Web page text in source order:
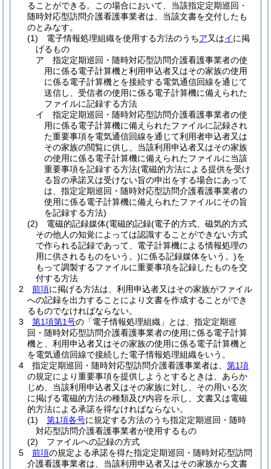
ることができる。
この場合において、当該指定定期巡回・
随時対応型訪問介護看護事業者は、当該文書を交付したも
のとみなす。
(1)
電子情報処理組織を使用する方法のうちア又はイに掲
げるもの
ア
指定定期巡回・随時対応型訪問介護看護事業者の使
用に係る電子計算機と利用申込者又はその家族の使用
に係る電子計算機とを接続する電気通信回線を通じて
送信し、受信者の使用に係る電子計算機に備えられた
ファイルに記録する方法
イ
指定定期巡回・随時対応型訪問介護看護事業者の使
用に係る電子計算機に備えられたファイルに記録され
た重要事項を電気通信回線を通じて利用者申込者又は
その家族の閲覧に供し、当該利用申込者又はその家族
の使用に係る電子計算機に備えられたファイルに当該
重要事項を記録する方法(電磁的方法による提供を受け
る旨の承諾又は受けない旨の申出をする場合にあって
は、指定定期巡回・随時対応型訪問介護看護事業者の
使用に係る電子計算機に備えられたファイルにその旨
を記録する方法)
(2)
電磁的記録媒体(電磁的記録(電子的方式、磁気的方式
その他人の知覚によっては認識することができない方式
で作られる記録であって、電子計算機による情報処理の
用に供されるものをいう。)に係る記録媒体をいう。)を
もって調製するファイルに重要事項を記録したものを交
付する方法
2
前項に掲げる方法は、利用申込者又はその家族がファイル
への記録を出力することにより文書を作成することができ
るものでなければならない。
3
第1項第1号の「電子情報処理組織」とは、指定定期巡
回・随時対応型訪問介護看護事業者の使用に係る電子計算
機と、利用申込者又はその家族の使用に係る電子計算機と
を電気通信回線で接続した電子情報処理組織をいう。
4
指定定期巡回・随時対応型訪問介護看護事業者は、 第1項
の規定により重要事項を提供しようとするときは、あらか
じめ、当該利用申込者又はその家族に対し、その用いる次
に掲げる電磁的方法の種類及び内容を示し、文書又は電磁
的方法による承諾を得なければならない。
(1)
第1項各号に規定する方法のうち指定定期巡回・随時
対応型訪問介護看護事業者が使用するもの
(2)
ファイルへの記録の方式
5
前項の規定よる承諾を得た指定定期巡回・随時対応型訪問
介護看護事業者は、当該利用申込者又はその家族から文書